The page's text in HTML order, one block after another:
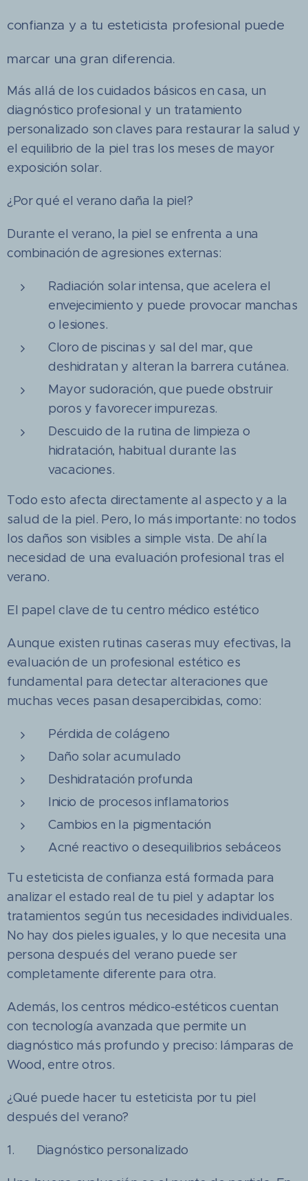
confianza y a tu esteticista profesional puede
marcar una gran diferencia.
Más allá de los cuidados básicos en casa, un
diagnóstico profesional y un tratamiento
personalizado son claves para restaurar la salud y
el equilibrio de la piel tras los meses de mayor
exposición solar.
¿Por qué el verano daña la piel?
Durante el verano, la piel se enfrenta a una
combinación de agresiones externas:
Radiación solar intensa, que acelera el
envejecimiento y puede provocar manchas
o lesiones.
Cloro de piscinas y sal del mar, que
deshidratan y alteran la barrera cutánea.
Mayor sudoración, que puede obstruir
poros y favorecer impurezas.
Descuido de la rutina de limpieza o
hidratación, habitual durante las
vacaciones.
Todo esto afecta directamente al aspecto y a la
salud de la piel. Pero, lo más importante: no todos
los daños son visibles a simple vista. De ahí la
necesidad de una evaluación profesional tras el
verano.
El papel clave de tu centro médico estético
Aunque existen rutinas caseras muy efectivas, la
evaluación de un profesional estético es
fundamental para detectar alteraciones que
muchas veces pasan desapercibidas, como:
Pérdida de colágeno
Daño solar acumulado
Deshidratación profunda
Inicio de procesos inflamatorios
Cambios en la pigmentación
Acné reactivo o desequilibrios sebáceos
Tu esteticista de confianza está formada para
analizar el estado real de tu piel y adaptar los
tratamientos según tus necesidades individuales.
No hay dos pieles iguales, y lo que necesita una
persona después del verano puede ser
completamente diferente para otra.
Además, los centros médico-estéticos cuentan
con tecnología avanzada que permite un
diagnóstico más profundo y preciso: lámparas de
Wood, entre otros.
¿Qué puede hacer tu esteticista por tu piel
después del verano?
1. Diagnóstico personalizado